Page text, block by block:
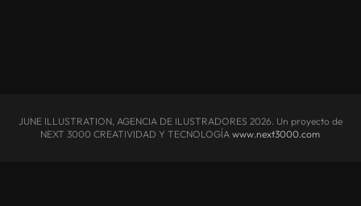
JUNE ILLUSTRATION, AGENCIA DE ILUSTRADORES 2026. Un proyecto de
NEXT 3000 CREATIVIDAD Y TECNOLOGÍAwww.next3000.com